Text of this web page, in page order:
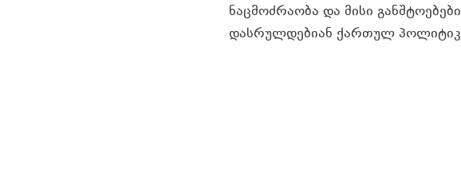
ნაცმოძრაობა და მისი
დასრულდებიან ქართულ